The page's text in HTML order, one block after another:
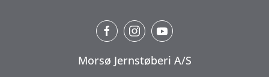
Morsø Jernstøberi A/S